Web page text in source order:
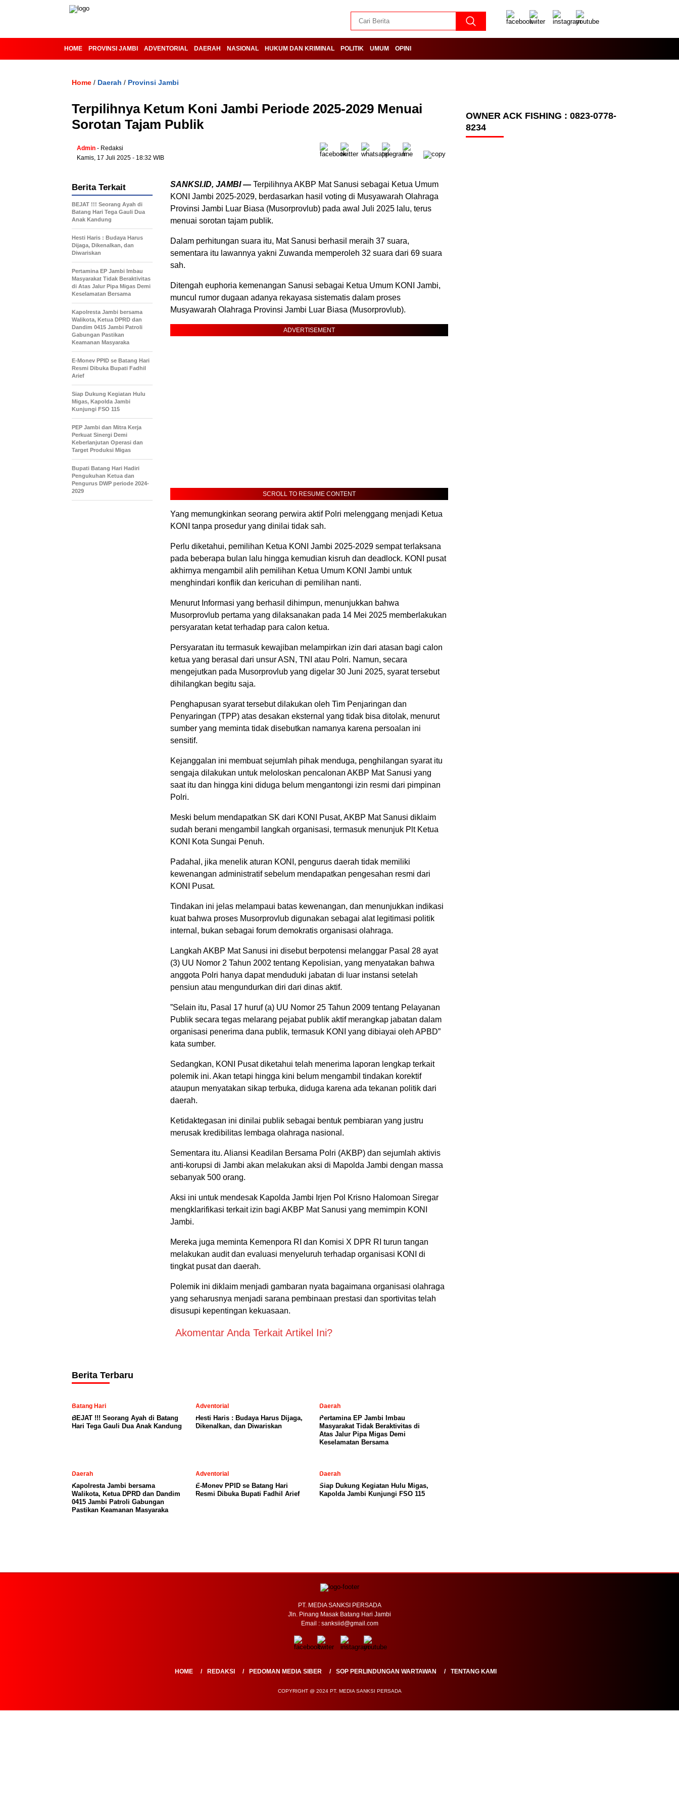
HOME PROVINSI JAMBI ADVENTORIAL DAERAH NASIONAL HUKUM DAN KRIMINAL POLITIK UMUM OPINI
Home / Daerah / Provinsi Jambi
‎Terpilihnya Ketum Koni Jambi Periode 2025-2029 Menuai
Sorotan Tajam Publik
Admin - Redaksi
Kamis, 17 Juli 2025 - 18:32 WIB
SANKSI.ID, JAMBI — Terpilihnya AKBP Mat Sanusi sebagai Ketua Umum
KONI Jambi 2025-2029, berdasarkan hasil voting di Musyawarah Olahraga
Provinsi Jambi Luar Biasa (Musorprovlub) pada awal Juli 2025 lalu, terus
menuai sorotan tajam publik.
‎Dalam perhitungan suara itu, Mat Sanusi berhasil meraih 37 suara,
sementara itu lawannya yakni Zuwanda memperoleh 32 suara dari 69 suara
sah.
‎Ditengah euphoria kemenangan Sanusi sebagai Ketua Umum KONI Jambi,
muncul rumor dugaan adanya rekayasa sistematis dalam proses
Musyawarah Olahraga Provinsi Jambi Luar Biasa (Musorprovlub).
ADVERTISEMENT
SCROLL TO RESUME CONTENT
‎Yang memungkinkan seorang perwira aktif Polri melenggang menjadi Ketua
KONI tanpa prosedur yang dinilai tidak sah.
‎Perlu diketahui, pemilihan Ketua KONI Jambi 2025-2029 sempat terlaksana
pada beberapa bulan lalu hingga kemudian kisruh dan deadlock. KONI pusat
akhirnya mengambil alih pemilihan Ketua Umum KONI Jambi untuk
menghindari konflik dan kericuhan di pemilihan nanti.
‎Menurut Informasi yang berhasil dihimpun, menunjukkan bahwa
Musorprovlub pertama yang dilaksanakan pada 14 Mei 2025 memberlakukan
persyaratan ketat terhadap para calon ketua.
‎Persyaratan itu termasuk kewajiban melampirkan izin dari atasan bagi calon
ketua yang berasal dari unsur ASN, TNI atau Polri. Namun, secara
mengejutkan pada Musorprovlub yang digelar 30 Juni 2025, syarat tersebut
dihilangkan begitu saja.
‎Penghapusan syarat tersebut dilakukan oleh Tim Penjaringan dan
Penyaringan (TPP) atas desakan eksternal yang tidak bisa ditolak, menurut
sumber yang meminta tidak disebutkan namanya karena persoalan ini
sensitif.
‎Kejanggalan ini membuat sejumlah pihak menduga, penghilangan syarat itu
sengaja dilakukan untuk meloloskan pencalonan AKBP Mat Sanusi yang
saat itu dan hingga kini diduga belum mengantongi izin resmi dari pimpinan
Polri.
‎Meski belum mendapatkan SK dari KONI Pusat, AKBP Mat Sanusi diklaim
sudah berani mengambil langkah organisasi, termasuk menunjuk Plt Ketua
KONI Kota Sungai Penuh.
‎Padahal, jika menelik aturan KONI, pengurus daerah tidak memiliki
kewenangan administratif sebelum mendapatkan pengesahan resmi dari
KONI Pusat.
‎Tindakan ini jelas melampaui batas kewenangan, dan menunjukkan indikasi
kuat bahwa proses Musorprovlub digunakan sebagai alat legitimasi politik
internal, bukan sebagai forum demokratis organisasi olahraga.
‎Langkah AKBP Mat Sanusi ini disebut berpotensi melanggar Pasal 28 ayat
(3) UU Nomor 2 Tahun 2002 tentang Kepolisian, yang menyatakan bahwa
anggota Polri hanya dapat menduduki jabatan di luar instansi setelah
pensiun atau mengundurkan diri dari dinas aktif.
‎”Selain itu, Pasal 17 huruf (a) UU Nomor 25 Tahun 2009 tentang Pelayanan
Publik secara tegas melarang pejabat publik aktif merangkap jabatan dalam
organisasi penerima dana publik, termasuk KONI yang dibiayai oleh APBD”
kata sumber.
‎Sedangkan, KONI Pusat diketahui telah menerima laporan lengkap terkait
polemik ini. Akan tetapi hingga kini belum mengambil tindakan korektif
ataupun menyatakan sikap terbuka, diduga karena ada tekanan politik dari
daerah.
‎Ketidaktegasan ini dinilai publik sebagai bentuk pembiaran yang justru
merusak kredibilitas lembaga olahraga nasional.
‎Sementara itu. Aliansi Keadilan Bersama Polri (AKBP) dan sejumlah aktivis
anti-korupsi di Jambi akan melakukan aksi di Mapolda Jambi dengan massa
sebanyak 500 orang.
‎Aksi ini untuk mendesak Kapolda Jambi Irjen Pol Krisno Halomoan Siregar
mengklarifikasi terkait izin bagi AKBP Mat Sanusi yang memimpin KONI
Jambi.
‎Mereka juga meminta Kemenpora RI dan Komisi X DPR RI turun tangan
melakukan audit dan evaluasi menyeluruh terhadap organisasi KONI di
tingkat pusat dan daerah.
‎Polemik ini diklaim menjadi gambaran nyata bagaimana organisasi olahraga
yang seharusnya menjadi sarana pembinaan prestasi dan sportivitas telah
disusupi kepentingan kekuasaan.
Akomentar Anda Terkait Artikel Ini?
Berita Terkait
BEJAT !!! Seorang Ayah di
Batang Hari Tega Gauli Dua
Anak Kandung
Hesti Haris : Budaya Harus
Dijaga, Dikenalkan, dan
Diwariskan
Pertamina EP Jambi Imbau
Masyarakat Tidak Beraktivitas
di Atas Jalur Pipa Migas Demi
Keselamatan Bersama
Kapolresta Jambi bersama
Walikota, Ketua DPRD dan
Dandim 0415 Jambi Patroli
Gabungan Pastikan
Keamanan Masyaraka
E-Monev PPID se Batang Hari
Resmi Dibuka Bupati Fadhil
Arief
Siap Dukung Kegiatan Hulu
Migas, Kapolda Jambi
Kunjungi FSO 115
PEP Jambi dan Mitra Kerja
Perkuat Sinergi Demi
Keberlanjutan Operasi dan
Target Produksi Migas
Bupati Batang Hari Hadiri
Pengukuhan Ketua dan
Pengurus DWP periode 2024-
2029
Berita Terbaru
Batang Hari
BEJAT !!! Seorang Ayah di Batang
Hari Tega Gauli Dua Anak Kandung
Adventorial
Hesti Haris : Budaya Harus Dijaga,
Dikenalkan, dan Diwariskan
Daerah
Pertamina EP Jambi Imbau
Masyarakat Tidak Beraktivitas di
Atas Jalur Pipa Migas Demi
Keselamatan Bersama
Daerah
Kapolresta Jambi bersama
Walikota, Ketua DPRD dan Dandim
0415 Jambi Patroli Gabungan
Pastikan Keamanan Masyaraka
Adventorial
E-Monev PPID se Batang Hari
Resmi Dibuka Bupati Fadhil Arief
Daerah
Siap Dukung Kegiatan Hulu Migas,
Kapolda Jambi Kunjungi FSO 115
OWNER ACK FISHING : 0823-0778-
8234
PT. MEDIA SANKSI PERSADA
Jln. Pinang Masak Batang Hari Jambi
Email : sanksiid@gmail.com
HOME REDAKSI PEDOMAN MEDIA SIBER SOP PERLINDUNGAN WARTAWAN TENTANG KAMI
COPYRIGHT @ 2024 PT. MEDIA SANKSI PERSADA